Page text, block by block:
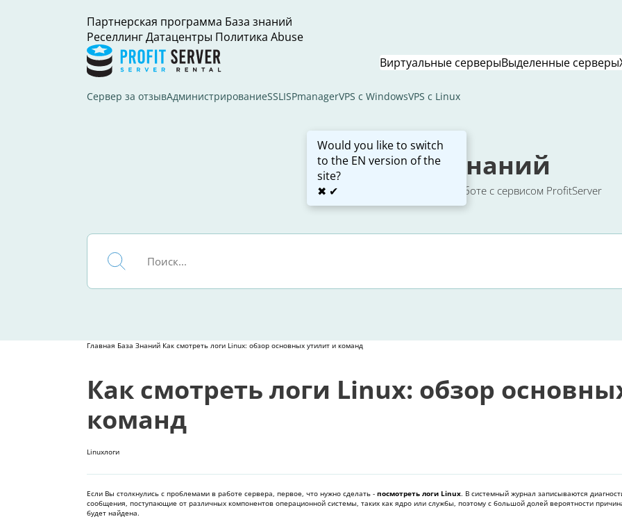
Партнерская программа База знаний
Реселлинг Датацентры Политика Abuse
Would you like to switch
to the EN version of the
site?
✖ ✔
Виртуальные серверыВыделенные серверы
Сервер за отзывАдминистрированиеSSL ISPmanagerVPS с WindowsVPS с Linux
База Знаний
Простые инструкции по работе с сервисом ProfitServer
Главная База Знаний Как смотреть логи Linux: обзор основных утилит и команд
Как смотреть логи Linux: обзор
команд
Linuxлоги
Если Вы столкнулись с проблемами в работе сервера, первое, что нужно сделать - посмотреть логи Linux. В системный журнал записываются
сообщения, поступающие от различных компонентов операционной системы, таких как ядро или службы, поэтому с большой долей вероятности
будет найдена.